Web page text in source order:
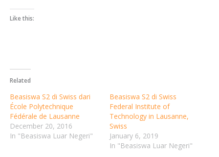
Like this:
Related
Beasiswa S2 di Swiss dari
École Polytechnique
Fédérale de Lausanne
December 20, 2016
In "Beasiswa Luar Negeri"
Beasiswa S2 di Swiss
Federal Institute of
Technology in Lausanne,
Swiss
January 6, 2019
In "Beasiswa Luar Negeri"